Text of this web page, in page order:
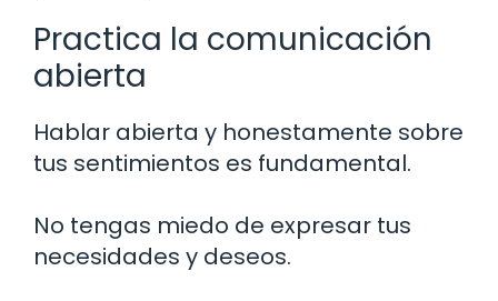
Practica la comunicación
abierta
Hablar abierta y honestamente sobre
tus sentimientos es fundamental.
No tengas miedo de expresar tus
necesidades y deseos.